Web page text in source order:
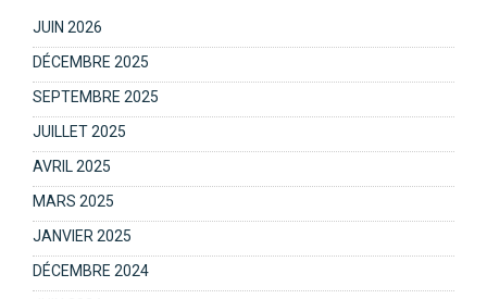
JUIN 2026
DÉCEMBRE 2025
SEPTEMBRE 2025
JUILLET 2025
AVRIL 2025
MARS 2025
JANVIER 2025
DÉCEMBRE 2024